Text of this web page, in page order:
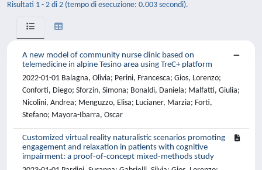
Risultati 1 - 2 di 2 (tempo di esecuzione: 0.003 secondi).
A new model of community nurse clinic based on
telemedicine in alpine Tesino area using TreC+ platform
2022-01-01 Balagna, Olivia; Perini, Francesca; Gios, Lorenzo;
Conforti, Diego; Sforzin, Simona; Bonaldi, Daniela; Malfatti, Giulia;
Nicolini, Andrea; Menguzzo, Elisa; Lucianer, Marzia; Forti,
Stefano; Mayora-Ibarra, Oscar
Customized virtual reality naturalistic scenarios promoting
engagement and relaxation in patients with cognitive
impairment: a proof-of-concept mixed-methods study